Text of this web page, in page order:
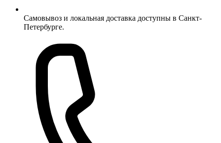
Самовывоз и локальная доставка доступны в Санкт-
Петербурге.